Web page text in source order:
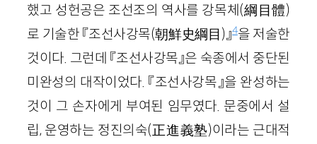
했고 성헌공은 조선조의 역사를 강목체(綱目體)
로 기술한 『조선사강목(朝鮮史綱目)』4을 저술한
것이다. 그런데 『조선사강목』은 숙종에서 중단된
미완성의 대작이었다. 『조선사강목』을 완성하는
것이 그 손자에게 부여된 임무였다. 문중에서 설
립, 운영하는 정진의숙(正進義塾)이라는 근대적